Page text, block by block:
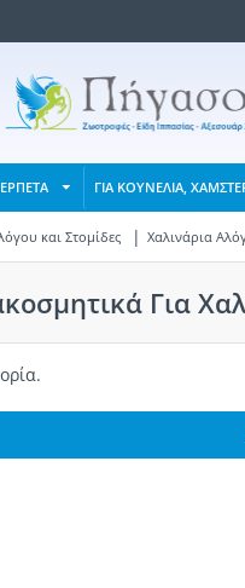
ΕΡΠΕΤΑ ΓΙΑ ΚΟΥΝΕΛΙΑ,
και Στομίδες Χαλινάρια
Για